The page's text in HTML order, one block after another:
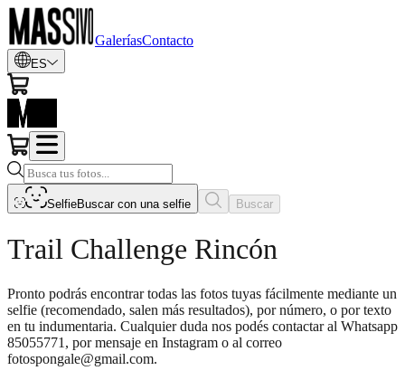
GaleríasContacto
ES
SelfieBuscar con una selfie Buscar
Trail Challenge Rincón
Pronto podrás encontrar todas las fotos tuyas fácilmente mediante un
selfie (recomendado, salen más resultados), por número, o por texto
en tu indumentaria. Cualquier duda nos podés contactar al Whatsapp
85055771, por mensaje en Instagram o al correo
fotospongale@gmail.com.